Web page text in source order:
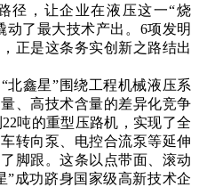
径，让企业在液压这一“烧
动了最大技术产出。6项发明
正是这条务实创新之路结出
鑫星”围绕工程机械液压系
、高技术含量的差异化竞争
吨的重型压路机，实现了全
转向泵、电控合流泵等延伸
脚跟。这条以点带面、滚动
”成功跻身国家级高新技术企